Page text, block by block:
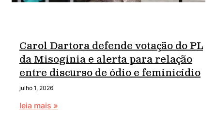
Carol Dartora defende votação do PL
da Misoginia e alerta para relação
entre discurso de ódio e feminicídio
julho 1, 2026
leia mais »